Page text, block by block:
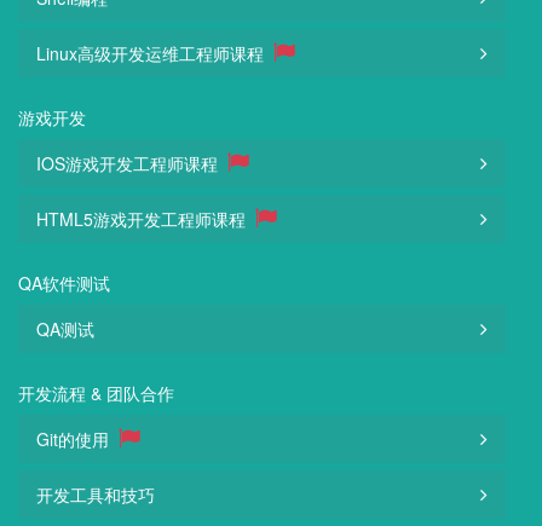
Linux高级开发运维工程师课程
游戏开发
IOS游戏开发工程师课程
HTML5游戏开发工程师课程
QA软件测试
QA测试
开发流程 & 团队合作
Git的使用
开发工具和技巧